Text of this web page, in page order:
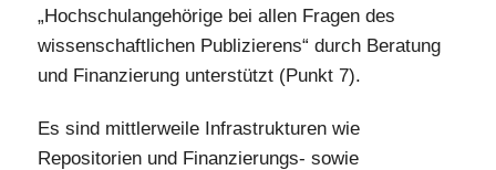
„Hochschulangehörige bei allen Fragen des
wissenschaftlichen Publizierens“ durch Beratung
und Finanzierung unterstützt (Punkt 7).
Es sind mittlerweile Infrastrukturen wie
Repositorien und Finanzierungs- sowie